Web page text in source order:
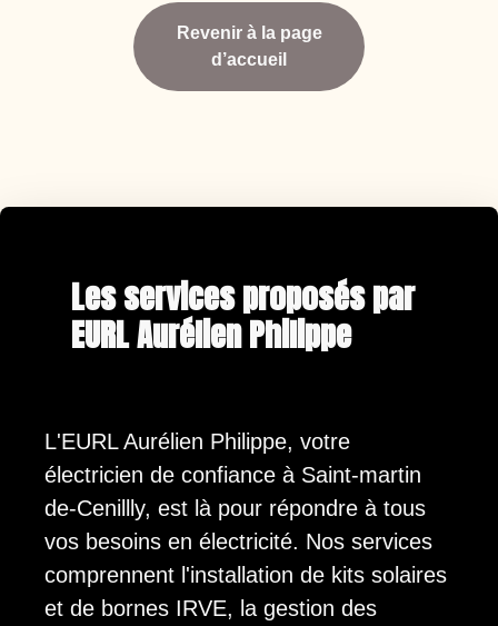
Revenir à la page
d’accueil
Les services proposés par
EURL Aurélien Philippe
L'EURL Aurélien Philippe, votre
électricien de confiance à Saint-martin
de-Cenillly, est là pour répondre à tous
vos besoins en électricité. Nos services
comprennent l'installation de kits solaires
et de bornes IRVE, la gestion des